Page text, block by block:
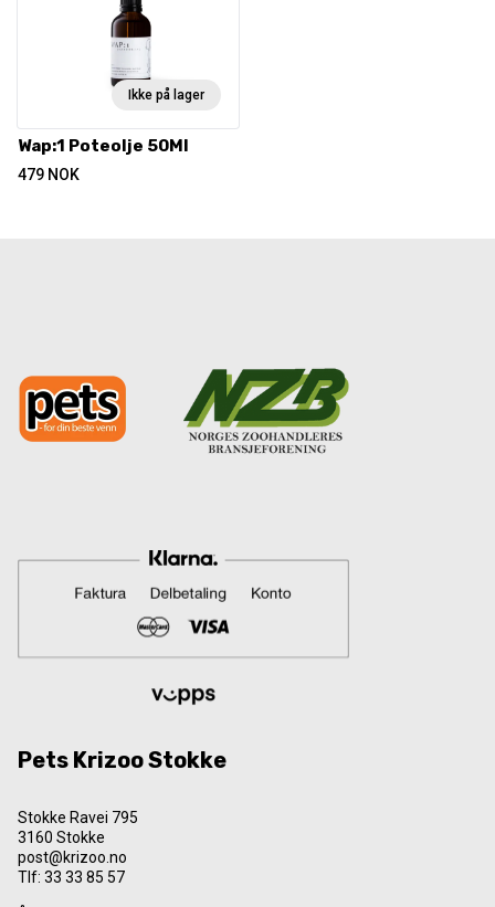
Ikke på lager
Wap:1 Poteolje 50Ml
479 NOK
Pets Krizoo Stokke
Stokke Ravei 795
3160 Stokke
post@krizoo.no
Tlf: 33 33 85 57